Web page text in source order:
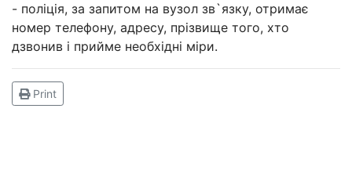
- поліція, за запитом на вузол зв`язку, отримає
номер телефону, адресу, прізвище того, хто
дзвонив і прийме необхідні міри.
Print